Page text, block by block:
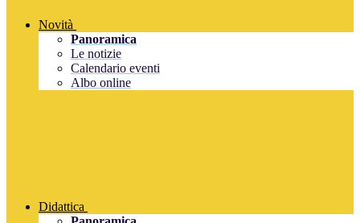
Novità
Panoramica
Le notizie
Calendario eventi
Albo online
Didattica